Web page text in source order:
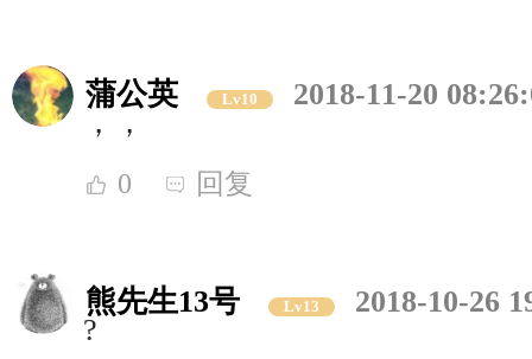
蒲公英 Lv10
2018-11-20
，，
0 回复
熊先生13号 Lv13
2018-10-26
?